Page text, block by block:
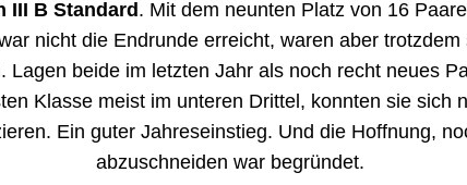
III B Standard. Mit dem neunten Platz von 16
nicht die Endrunde erreicht, waren aber trotzdem
Lagen beide im letzten Jahr als noch recht neues
Klasse meist im unteren Drittel, konnten sie sich
Ein guter Jahreseinstieg. Und die Hoffnung,
abzuschneiden war begründet.